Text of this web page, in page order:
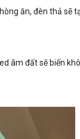
ăn, đèn thả sẽ
âm đất sẽ biến